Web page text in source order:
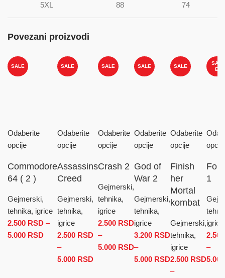
5XL 88 74
Povezani proizvodi
SALE
Odaberite
opcije
Commodore
64 ( 2 )
Gejmerski,
tehnika, igrice
2.500 RSD –
5.000 RSD Raspon cena: od 2.500 RSD do 5.000 RSD
SALE
Odaberite
opcije
Assassins
Creed
Gejmerski,
tehnika,
igrice
2.500 RSD
–
5.000 RSD Raspon cena: od 2.500 RSD do
SALE
Odaberite
opcije
Crash 2
Gejmerski,
tehnika,
igrice
2.500 RSD
–
5.000 RSDRaspon cena: od
2.500 RSD do
SALE
Odaberite
opcije
God of
War 2
Gejmerski,
tehnika,
igrice
3.200 RSD
–
5.000 RSDRaspon cena:
od 3.200 RSD
SALE
Odaberite
opcije
Finish
her
Mortal
kombat
Gejmerski,
tehnika,
igrice
2.500 RSD
–
SAL
E
opcije
1
igrice
–